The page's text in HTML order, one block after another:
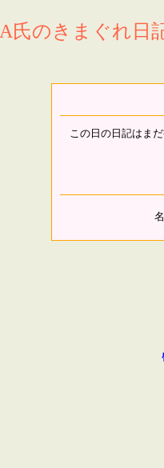
A氏のきまぐれ日
この日の日記はま